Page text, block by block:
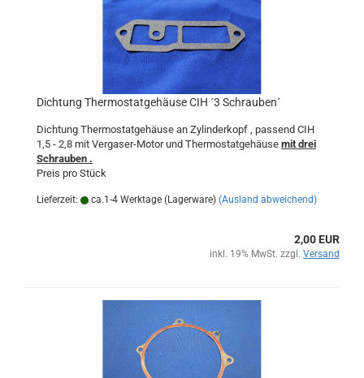
Dichtung Thermostatgehäuse CIH ´3 Schrauben´
Dichtung Thermostatgehäuse an Zylinderkopf , passend CIH
1,5 - 2,8 mit Vergaser-Motor und Thermostatgehäuse mit drei
Schrauben .
Preis pro Stück
Lieferzeit: ca.1-4 Werktage (Lagerware) (Ausland abweichend)
2,00 EUR
inkl. 19% MwSt. zzgl. Versand